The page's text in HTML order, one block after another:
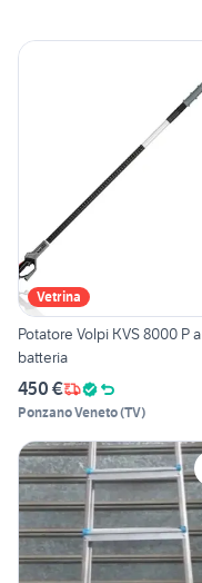
Vetrina
Potatore Volpi KVS 8000 P a
batteria
450 €
Ponzano Veneto(TV)